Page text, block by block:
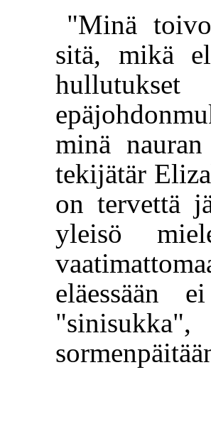
"Minä
sitä, mikä
minä
tekijätär
on tervettä
yleisö
eläessään